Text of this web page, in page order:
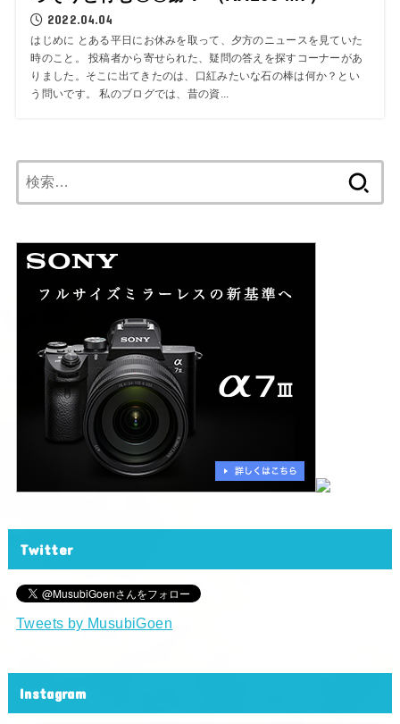
2022.04.04
はじめに とある平日にお休みを取って、夕方のニュースを見ていた
時のこと。 投稿者から寄せられた、疑問の答えを探すコーナーがあ
りました。そこに出てきたのは、口紅みたいな石の棒は何か？とい
う問いです。 私のブログでは、昔の資...
索:
Twitter
Tweets by MusubiGoen
Instagram